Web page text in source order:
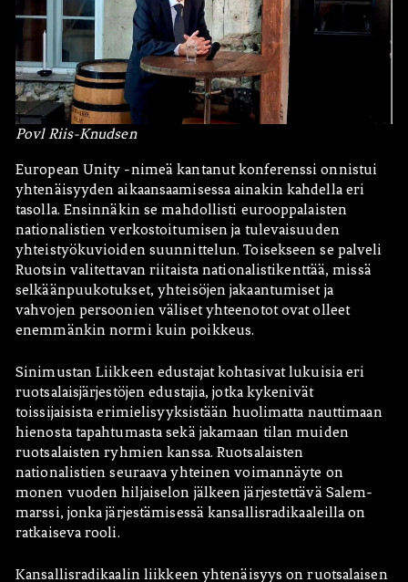
Povl Riis-Knudsen
European Unity -nimeä kantanut konferenssi onnistui
yhtenäisyyden aikaansaamisessa ainakin kahdella eri
tasolla. Ensinnäkin se mahdollisti eurooppalaisten
nationalistien verkostoitumisen ja tulevaisuuden
yhteistyökuvioiden suunnittelun. Toisekseen se palveli
Ruotsin valitettavan riitaista nationalistikenttää, missä
selkäänpuukotukset, yhteisöjen jakaantumiset ja
vahvojen persoonien väliset yhteenotot ovat olleet
enemmänkin normi kuin poikkeus.
Sinimustan Liikkeen edustajat kohtasivat lukuisia eri
ruotsalaisjärjestöjen edustajia, jotka kykenivät
toissijaisista erimielisyyksistään huolimatta nauttimaan
hienosta tapahtumasta sekä jakamaan tilan muiden
ruotsalaisten ryhmien kanssa. Ruotsalaisten
nationalistien seuraava yhteinen voimannäyte on
monen vuoden hiljaiselon jälkeen järjestettävä Salem-
marssi, jonka järjestämisessä kansallisradikaaleilla on
ratkaiseva rooli.
Kansallisradikaalin liikkeen yhtenäisyys on ruotsalaisen